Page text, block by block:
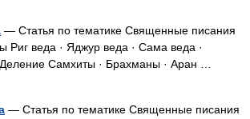
— Статья по тематике Священные писания
Риг веда · Яджур веда · Сама веда ·
Самхиты · Брахманы · Аран …
— Статья по тематике Священные писания